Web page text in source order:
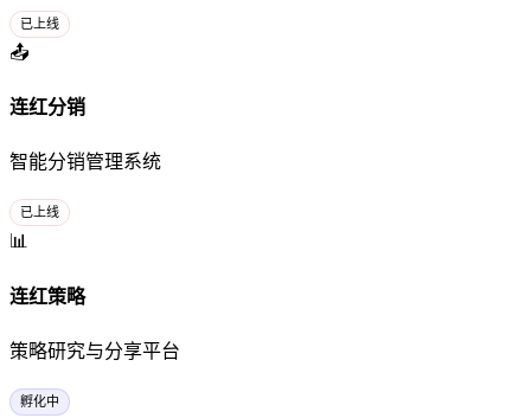
已上线
📤
连红分销
智能分销管理系统
已上线
📊
连红策略
策略研究与分享平台
孵化中